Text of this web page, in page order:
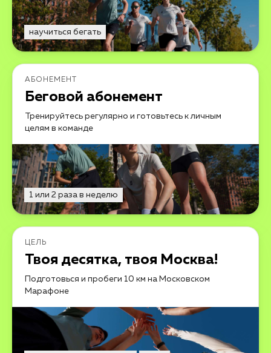
научиться бегать
АБОНЕМЕНТ
Беговой абонемент
Тренируйтесь регулярно и готовьтесь к личным
целям в команде
1 или 2 раза в неделю
ЦЕЛЬ
Твоя десятка, твоя Москва!
Подготовься и пробеги 10 км на Московском
Марафоне